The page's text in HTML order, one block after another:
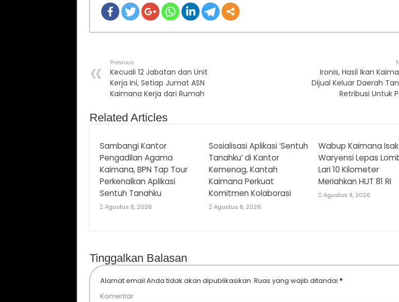
Previous
Kecuali 12 Jabatan dan Unit
Kerja Ini, Setiap Jumat ASN
Kaimana Kerja dari Rumah
Ironis, Hasil Ikan
Dijual Keluar Daerah
Retribusi Untuk
Related Articles
Sambangi Kantor
Pengadilan Agama
Kaimana, BPN Tap Tour
Perkenalkan Aplikasi
Sentuh Tanahku
Agustus 8, 2026
Sosialisasi Aplikasi ‘Sentuh
Tanahku’ di Kantor
Kemenag, Kantah
Kaimana Perkuat
Komitmen Kolaborasi
Agustus 8, 2026
Wabup Kaimana Isak
Waryensi Lepas
Lari 10 Kilometer
Meriahkan HUT 81 RI
Agustus 8, 2026
Tinggalkan Balasan
Alamat email Anda tidak akan dipublikasikan. Ruas yang wajib ditandai *
Komentar